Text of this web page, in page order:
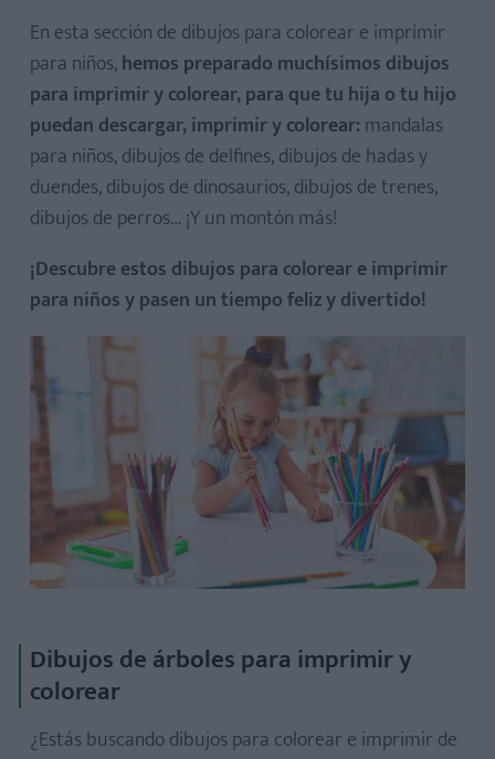
En esta sección de dibujos para colorear e imprimir
para niños,hemos preparado muchísimos dibujos
para imprimir y colorear, para que tu hija o tu hijo
puedan descargar, imprimir y colorear: mandalas
para niños, dibujos de delfines, dibujos de hadas y
duendes, dibujos de dinosaurios, dibujos de trenes,
dibujos de perros… ¡Y un montón más!
¡Descubre estos dibujos para colorear e imprimir
para niños y pasen un tiempo feliz y divertido!
Dibujos de árboles para imprimir y
colorear
¿Estás buscando dibujos para colorear e imprimir de